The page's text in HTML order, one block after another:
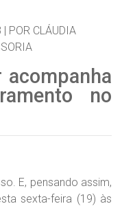
| POR CLÁUDIA
no
E, pensando assim,
sexta-feira (19) às